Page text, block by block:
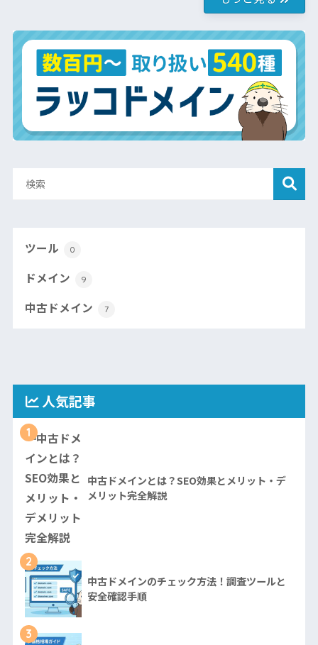
ツール 0
ドメイン 9
中古ドメイン 7
人気記事
1
中古ドメインとは？SEO効果とメリット・デ
メリット完全解説
2
中古ドメインのチェック方法！調査ツールと
安全確認手順
3